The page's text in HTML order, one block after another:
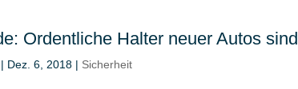
Ordentliche Halter neuer Autos
| Dez. 6, 2018 | Sicherheit